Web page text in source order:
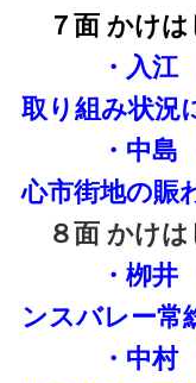
７面 かけは
・入
取り組み状況
・中島 義
心市街地の賑
８面 かけは
・栁
ンスバレー常
・中村 安